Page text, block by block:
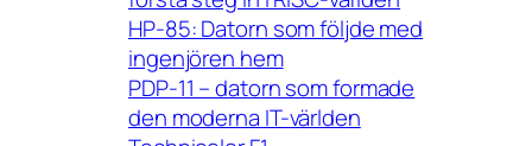
HP-85: Datorn som följde med
ingenjören hem
PDP-11 – datorn som formade
den moderna IT-världen